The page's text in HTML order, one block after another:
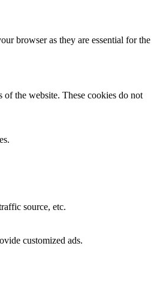
browser as they are essential for the
of the website. These cookies do not
source, etc.
customized ads.